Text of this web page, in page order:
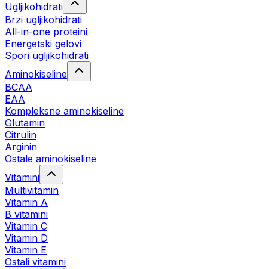
Ugljikohidrati
Brzi ugljikohidrati
All-in-one proteini
Energetski gelovi
Spori ugljikohidrati
Aminokiseline
BCAA
EAA
Kompleksne aminokiseline
Glutamin
Citrulin
Arginin
Ostale aminokiseline
Vitamini
Multivitamin
Vitamin A
B vitamini
Vitamin C
Vitamin D
Vitamin E
Ostali vitamini